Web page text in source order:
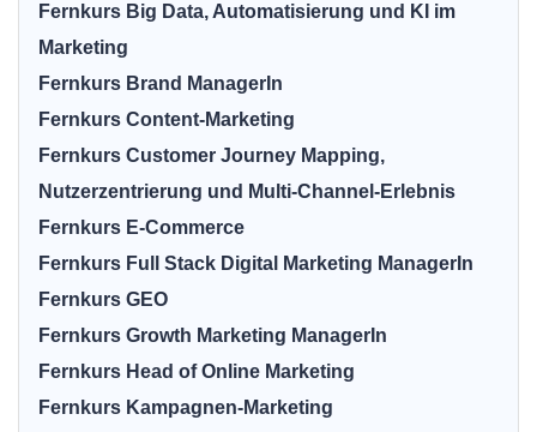
Fernkurs Big Data, Automatisierung und KI im
Marketing
Fernkurs Brand ManagerIn
Fernkurs Content-Marketing
Fernkurs Customer Journey Mapping,
Nutzerzentrierung und Multi-Channel-Erlebnis
Fernkurs E-Commerce
Fernkurs Full Stack Digital Marketing ManagerIn
Fernkurs GEO
Fernkurs Growth Marketing ManagerIn
Fernkurs Head of Online Marketing
Fernkurs Kampagnen-Marketing